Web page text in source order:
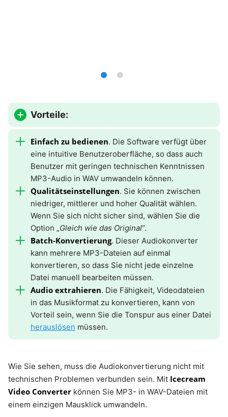
Vorteile:
Einfach zu bedienen. Die Software verfügt über
eine intuitive Benutzeroberfläche, so dass auch
Benutzer mit geringen technischen Kenntnissen
MP3-Audio in WAV umwandeln können.
Qualitätseinstellungen. Sie können zwischen
niedriger, mittlerer und hoher Qualität wählen.
Wenn Sie sich nicht sicher sind, wählen Sie die
Option „Gleich wie das Original“.
Batch-Konvertierung. Dieser Audiokonverter
kann mehrere MP3-Dateien auf einmal
konvertieren, so dass Sie nicht jede einzelne
Datei manuell bearbeiten müssen.
Audio extrahieren. Die Fähigkeit, Videodateien
in das Musikformat zu konvertieren, kann von
Vorteil sein, wenn Sie die Tonspur aus einer Datei
herauslösen müssen.
Wie Sie sehen, muss die Audiokonvertierung nicht mit
technischen Problemen verbunden sein. Mit Icecream
Video Converter können Sie MP3- in WAV-Dateien mit
einem einzigen Mausklick umwandeln.